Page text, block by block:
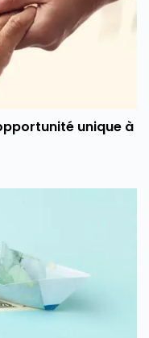
unique à